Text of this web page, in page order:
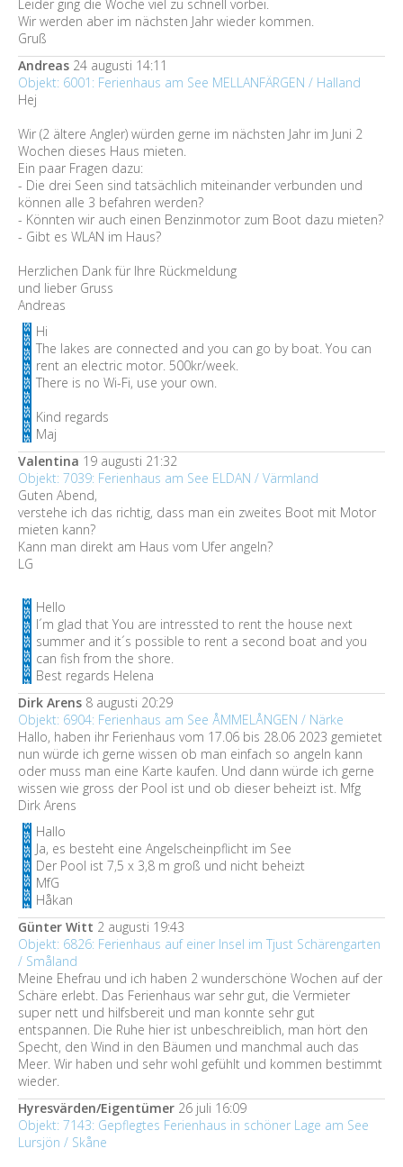
Leider ging die Woche viel zu schnell vorbei.
Wir werden aber im nächsten Jahr wieder kommen.
Gruß
Andreas 24 augusti 14:11
Objekt: 6001: Ferienhaus am See MELLANFÄRGEN / Halland
Hej
Wir (2 ältere Angler) würden gerne im nächsten Jahr im Juni 2
Wochen dieses Haus mieten.
Ein paar Fragen dazu:
- Die drei Seen sind tatsächlich miteinander verbunden und
können alle 3 befahren werden?
- Könnten wir auch einen Benzinmotor zum Boot dazu mieten?
- Gibt es WLAN im Haus?
Herzlichen Dank für Ihre Rückmeldung
und lieber Gruss
Andreas
Hi
The lakes are connected and you can go by boat. You can
rent an electric motor. 500kr/week.
There is no Wi-Fi, use your own.
Kind regards
Maj
Valentina 19 augusti 21:32
Objekt: 7039: Ferienhaus am See ELDAN / Värmland
Guten Abend,
verstehe ich das richtig, dass man ein zweites Boot mit Motor
mieten kann?
Kann man direkt am Haus vom Ufer angeln?
LG
Hello
I´m glad that You are intressted to rent the house next
summer and it´s possible to rent a second boat and you
can fish from the shore.
Best regards Helena
Dirk Arens 8 augusti 20:29
Objekt: 6904: Ferienhaus am See ÅMMELÅNGEN / Närke
Hallo, haben ihr Ferienhaus vom 17.06 bis 28.06 2023 gemietet
nun würde ich gerne wissen ob man einfach so angeln kann
oder muss man eine Karte kaufen. Und dann würde ich gerne
wissen wie gross der Pool ist und ob dieser beheizt ist. Mfg
Dirk Arens
Hallo
Ja, es besteht eine Angelscheinpflicht im See
Der Pool ist 7,5 x 3,8 m groß und nicht beheizt
MfG
Håkan
Günter Witt 2 augusti 19:43
Objekt: 6826: Ferienhaus auf einer Insel im Tjust Schärengarten
/ Småland
Meine Ehefrau und ich haben 2 wunderschöne Wochen auf der
Schäre erlebt. Das Ferienhaus war sehr gut, die Vermieter
super nett und hilfsbereit und man konnte sehr gut
entspannen. Die Ruhe hier ist unbeschreiblich, man hört den
Specht, den Wind in den Bäumen und manchmal auch das
Meer. Wir haben und sehr wohl gefühlt und kommen bestimmt
wieder.
Hyresvärden/Eigentümer 26 juli 16:09
Objekt: 7143: Gepflegtes Ferienhaus in schöner Lage am See
Lursjön / Skåne